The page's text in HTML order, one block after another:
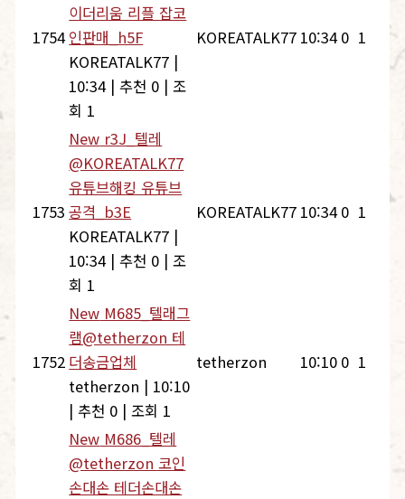
1754
이더리움 리플 잡코
인판매_h5F
KOREATALK77 |
10:34 | 추천 0 | 조
회 1
KOREATALK77 10:340 1
1753
New r3J_텔레
@KOREATALK77
유튜브해킹 유튜브
공격_b3E
KOREATALK77 |
10:34 | 추천 0 | 조
회 1
KOREATALK77 10:340 1
1752
New M685_텔래그
램@tetherzon 테
더송금업체
tetherzon | 10:10
| 추천 0 | 조회 1
tetherzon 10:10 0 1
New M686_텔레
@tetherzon 코인
손대손 테더손대손